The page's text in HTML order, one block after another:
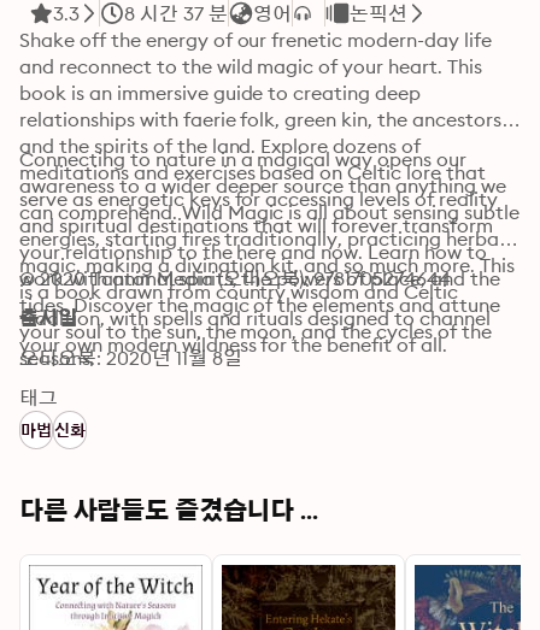
3.3 8 시간 37 분 영어
논픽션
Shake off the energy of our frenetic modern-day life
and reconnect to the wild magic of your heart. This
book is an immersive guide to creating deep
relationships with faerie folk, green kin, the ancestors,
and the spirits of the land. Explore dozens of
meditations and exercises based on Celtic lore that
serve as energetic keys for accessing levels of reality
and spiritual destinations that will forever transform
your relationship to the here and now. Learn how to
work with animal spirits, the powers of place, and the
tides. Discover the magic of the elements and attune
your soul to the sun, the moon, and the cycles of the
seasons.
Connecting to nature in a magical way opens our
awareness to a wider deeper source than anything we
can comprehend. Wild Magic is all about sensing subtle
energies, starting fires traditionally, practicing herbal
magic, making a divination kit, and so much more. This
is a book drawn from country wisdom and Celtic
tradition, with spells and rituals designed to channel
your own modern wildness for the benefit of all.
© 2020 Tantor Media (오디오북): 9781705274644
출시일
오디오북: 2020년 11월 8일
태그
마법신화
다른 사람들도 즐겼습니다 ...